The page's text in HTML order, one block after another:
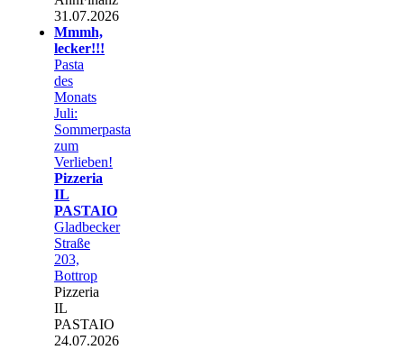
31.07.2026
Mmmh,
lecker!!!
Pasta
des
Monats
Juli:
Sommerpasta
zum
Verlieben!
Pizzeria
IL
PASTAIO
Gladbecker
Straße
203,
Bottrop
Pizzeria
IL
PASTAIO
24.07.2026